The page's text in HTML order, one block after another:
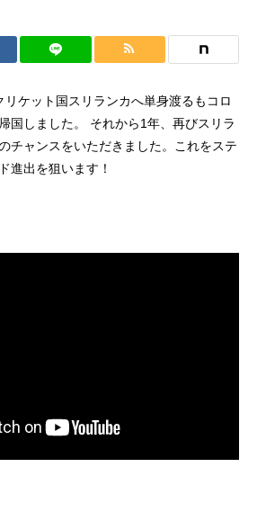
ケット国スリランカへ単身渡るもコロ
国しました。 それから1年、再びスリラ
チャンスをいただきました。これをステ
進出を狙います！